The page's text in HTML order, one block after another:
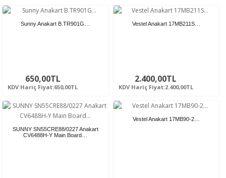
Sunny Anakart B.TR901G…
650,00TL
KDV Hariç Fiyat:650,00TL
Vestel Anakart 17MB211S…
2.400,00TL
KDV Hariç Fiyat:2.400,00TL
SUNNY SN55CRE88/0227 Anakart
CV6488H-Y Main Board…
Vestel Anakart 17MB90-2…